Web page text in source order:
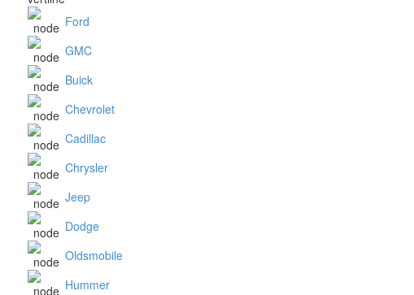
Ford
GMC
Buick
Chevrolet
Cadillac
Chrysler
Jeep
Dodge
Oldsmobile
Hummer